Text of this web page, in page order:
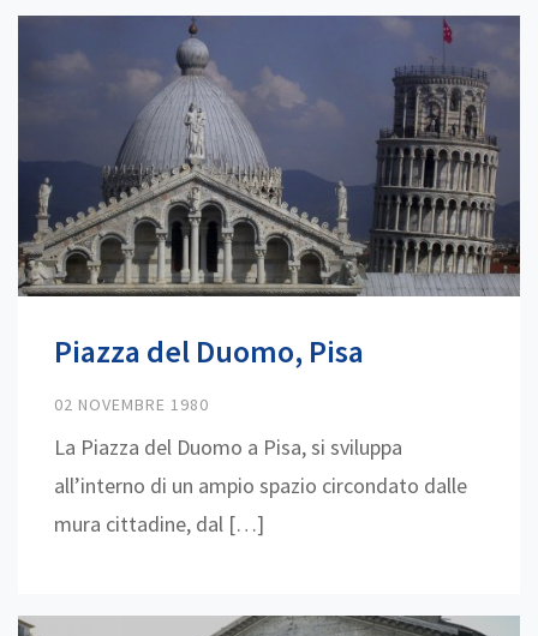
Piazza del Duomo, Pisa
02 NOVEMBRE 1980
La Piazza del Duomo a Pisa, si sviluppa
all’interno di un ampio spazio circondato dalle
mura cittadine, dal […]